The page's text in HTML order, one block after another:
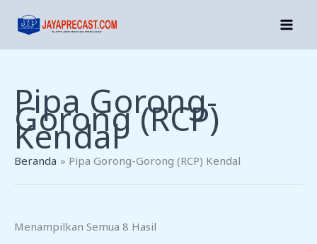
Pipa Gorong-
Gorong (RCP)
Kendal
Beranda Pipa Gorong-Gorong (RCP) Kendal
Menampilkan Semua 8 Hasil